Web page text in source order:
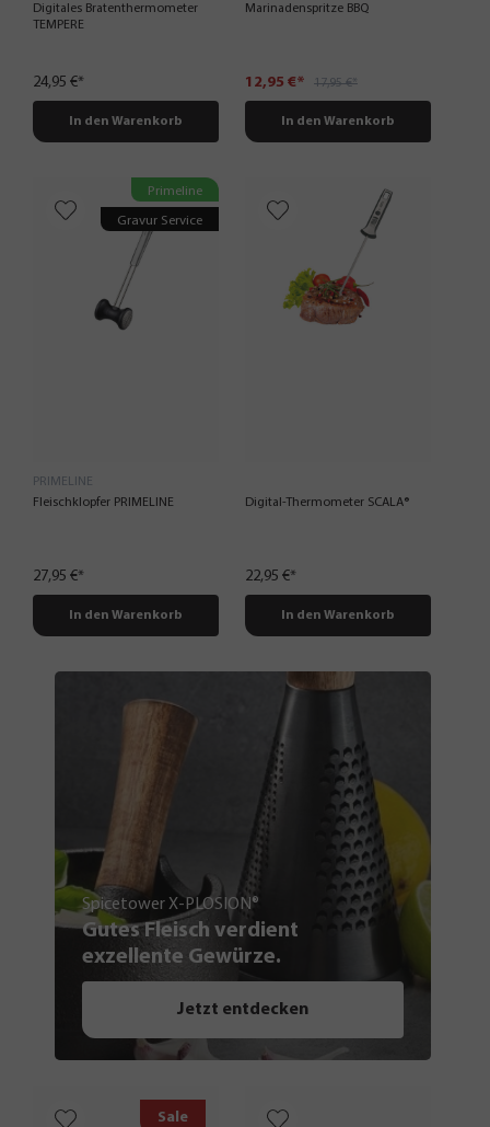
Spicetower X-PLOSION®
Gutes Fleisch verdient
exzellente Gewürze.
Jetzt entdecken
Digitales Bratenthermometer
TEMPERE
24,95 €*
In den Warenkorb
Marinadenspritze BBQ
12,95 €* 17,95 €*
In den Warenkorb
Primeline
Gravur Service
PRIMELINE
Fleischklopfer PRIMELINE
27,95 €*
In den Warenkorb
Digital-Thermometer SCALA®
22,95 €*
In den Warenkorb
Sale